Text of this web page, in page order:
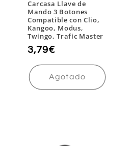
Carcasa Llave de
Mando 3 Botones
Compatible con Clio,
Kangoo, Modus,
Twingo, Trafic Master
Precio
habitual
3,79€
Agotado